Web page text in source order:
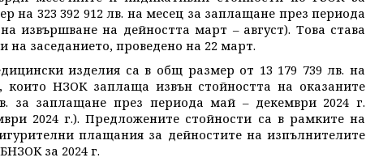
на 323 392 912 лв. на месец за заплащане през периода
извършване на дейността март – август). Това става
на заседанието, проведено на 22 март.
изделия са в общ размер от 13 179 739 лв. на
които НЗОК заплаща извън стойността на оказаните
за заплащане през периода май – декември 2024 г.
2024 г.). Предложените стойности са в рамките на
плащания за дейностите на изпълнителите
за 2024 г.